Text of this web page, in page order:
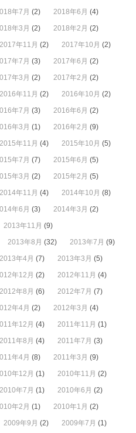
年7月 (2) 2018年6月 (4)
年3月 (2) 2018年2月 (2)
2017年11月 (2) 2017年10月 (2)
年7月 (3) 2017年6月 (2)
年3月 (2) 2017年2月 (2)
2016年11月 (2) 2016年10月 (2)
年7月 (3) 2016年6月 (2)
年3月 (1) 2016年2月 (9)
2015年11月 (4) 2015年10月 (5)
年7月 (7) 2015年6月 (5)
年3月 (2) 2015年2月 (5)
2014年11月 (4) 2014年10月 (8)
年6月 (3) 2014年3月 (2)
2013年11月 (9)
2013年8月 (32) 2013年7月 (9)
2013年4月 (7) 2013年3月 (5)
年12月 (2) 2012年11月 (4)
2012年8月 (6) 2012年7月 (7)
年4月 (2) 2012年3月 (4)
年12月 (4) 2011年11月 (1)
2011年8月 (4) 2011年7月 (3)
年4月 (8) 2011年3月 (9)
年12月 (1) 2010年11月 (2)
2010年7月 (1) 2010年6月 (2)
年2月 (1) 2010年1月 (2)
2009年9月 (2) 2009年7月 (1)